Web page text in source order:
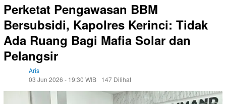
Perketat Pengawasan BBM
Bersubsidi, Kapolres Kerinci: Tidak
Ada Ruang Bagi Mafia Solar dan
Pelangsir
Aris
03 Jun 2026 - 19:30 WIB
147 Dilihat